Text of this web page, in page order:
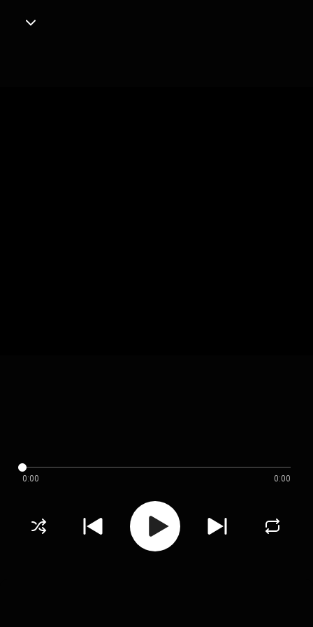
0:00 0:00